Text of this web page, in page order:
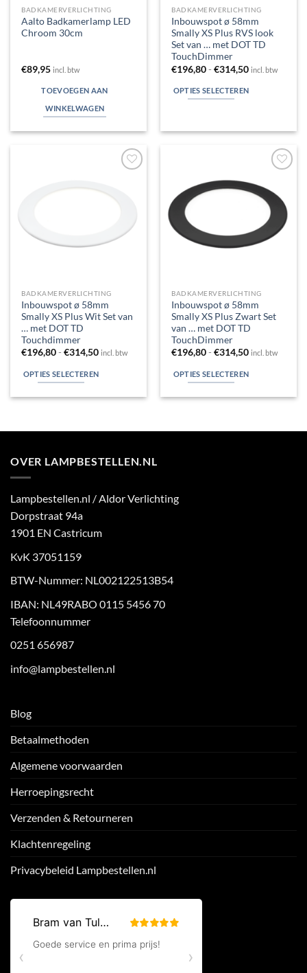
BADKAMERVERLICHTING
Aalto Badkamerlamp LED
Chroom 30cm
€89,95 incl. btw
TOEVOEGEN AAN
WINKELWAGEN
BADKAMERVERLICHTING
Inbouwspot ø 58mm
Smally XS Plus RVS look
Set van … met DOT TD
TouchDimmer
€196,80- €314,50Prijsklasse:
tot
€314,50
incl. btw
OPTIES SELECTEREN
variaties.
Deze
optie
kan
gekozen
productpagina
verlanglijst
BADKAMERVERLICHTING
Inbouwspot ø 58mm
Smally XS Plus Wit Set van
… met DOT TD
Touchdimmer
€196,80- €314,50Prijsklasse:
tot
€314,50
incl. btw
OPTIES SELECTEREN
meerdere
Deze
optie
gekozen
worden
op
productpagina
aan
verlanglijst
BADKAMERVERLICHTING
Inbouwspot ø 58mm
Smally XS Plus Zwart Set
van … met DOT TD
TouchDimmer
€196,80- €314,50Prijsklasse:
tot
€314,50
incl. btw
OPTIES SELECTEREN
meerdere
gekozen
OVER LAMPBESTELLEN.NL
Lampbestellen.nl / Aldor Verlichting
Dorpstraat 94a
1901 EN Castricum
KvK 37051159
BTW-Nummer: NL002122513B54
IBAN: NL49RABO 0115 5456 70
Telefoonnummer
0251 656987
info@lampbestellen.nl
Blog
Betaalmethoden
Algemene voorwaarden
Herroepingsrecht
Verzenden & Retourneren
Klachtenregeling
Privacybeleid Lampbestellen.nl